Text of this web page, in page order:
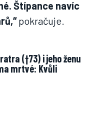
Štípance navíc
pokračuje.
mrtvé: Kvůli